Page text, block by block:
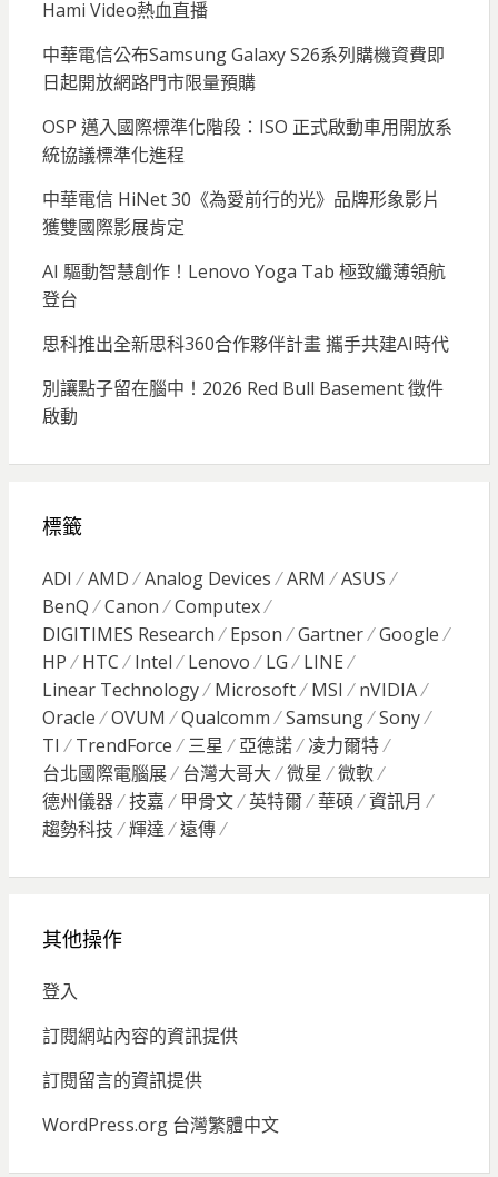
Hami Video熱血直播
中華電信公布Samsung Galaxy S26系列購機資費即
日起開放網路門市限量預購
OSP 邁入國際標準化階段：ISO 正式啟動車用開放系
統協議標準化進程
中華電信 HiNet 30《為愛前行的光》品牌形象影片
獲雙國際影展肯定
AI 驅動智慧創作！Lenovo Yoga Tab 極致纖薄領航
登台
思科推出全新思科360合作夥伴計畫 攜手共建AI時代
別讓點子留在腦中！2026 Red Bull Basement 徵件
啟動
標籤
ADI AMD Analog Devices ARM
ASUS
BenQ
Canon
Computex
DIGITIMES Research
Epson Gartner
Google
HP
HTC Intel Lenovo LG
LINE
Linear Technology
Microsoft MSI
nVIDIA
Oracle
OVUM Qualcomm Samsung
Sony
TI
TrendForce 三星 亞德諾
凌力爾特
台北國際電腦展
台灣大哥大 微星
微軟
德州儀器
技嘉 甲骨文 英特爾 華碩
資訊月
趨勢科技
輝達 遠傳
其他操作
登入
訂閱網站內容的資訊提供
訂閱留言的資訊提供
WordPress.org 台灣繁體中文